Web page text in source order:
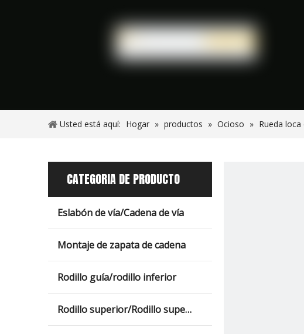
Usted está aquí: Hogar » productos » Ocioso » Rueda
CATEGORIA DE PRODUCTO
Eslabón de vía/Cadena de vía
Montaje de zapata de cadena
Rodillo guía/rodillo inferior
Rodillo superior/Rodillo superior/Rodillo superior